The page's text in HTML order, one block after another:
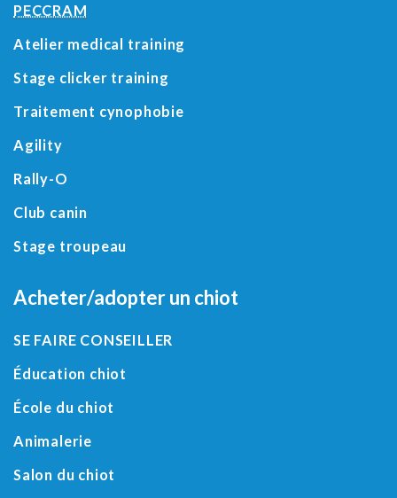
PECCRAM
Atelier medical training
Stage clicker training
Traitement cynophobie
Agility
Rally-O
Club canin
Stage troupeau
Acheter/adopter un chiot
SE FAIRE CONSEILLER
Éducation chiot
École du chiot
Animalerie
Salon du chiot